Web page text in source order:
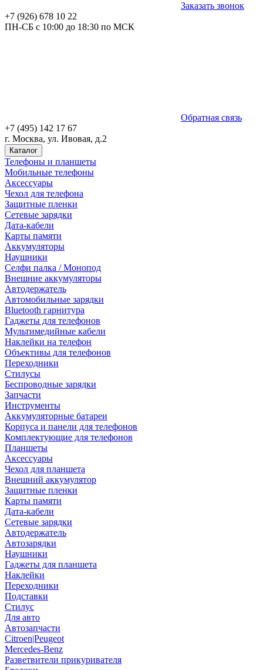
Заказать звонок
+7 (926) 678 10 22
ПН-СБ с 10:00 до 18:30 по МСК
Обратная связь
+7 (495) 142 17 67
г. Москва, ул. Ивовая, д.2
Каталог
Телефоны и планшеты
Мобильные телефоны
Аксессуары
Чехол для телефона
Защитные пленки
Сетевые зарядки
Дата-кабели
Карты памяти
Аккумуляторы
Наушники
Селфи палка / Монопод
Внешние аккумуляторы
Автодержатель
Автомобильные зарядки
Bluetooth гарнитура
Гаджеты для телефонов
Мультимедийные кабели
Наклейки на телефон
Объективы для телефонов
Переходники
Стилусы
Беспроводные зарядки
Запчасти
Инструменты
Аккумуляторные батареи
Корпуса и панели для телефонов
Комплектующие для телефонов
Планшеты
Аксессуары
Чехол для планшета
Внешний аккумулятор
Защитные пленки
Карты памяти
Дата-кабели
Сетевые зарядки
Автодержатель
Автозарядки
Наушники
Гаджеты для планшета
Наклейки
Переходники
Подставки
Стилус
Для авто
Автозапчасти
Citroen|Peugeot
Mercedes-Benz
Разветвители прикуривателя